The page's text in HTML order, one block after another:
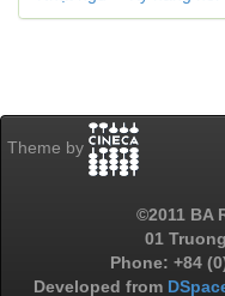
Theme by
©2011 BA
01
Phone: +84
Developed from